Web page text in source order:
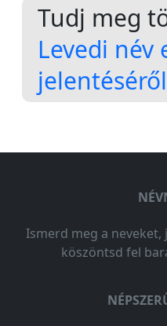
Tudj meg
Levedi név
jelentéséről
Ismerd meg a
köszöntsd fel